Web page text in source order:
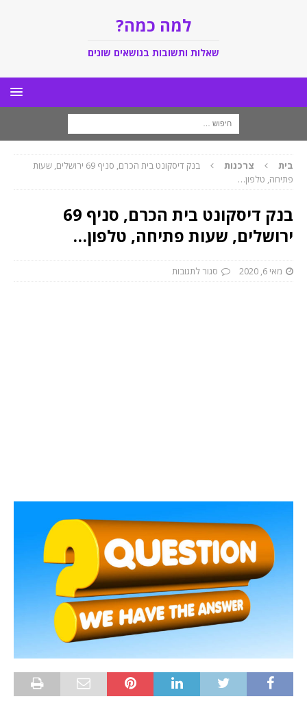
למה כמה?
שאלות ותשובות בנושאים שונים
בית צרכנות
בנק דיסקונט בית הכרם, סניף 69 ירושלים, שעות
פתיחה, טלפון…
בנק דיסקונט בית הכרם, סניף 69
ירושלים, שעות פתיחה, טלפון…
מאי 6, 2020 סגור לתגובות